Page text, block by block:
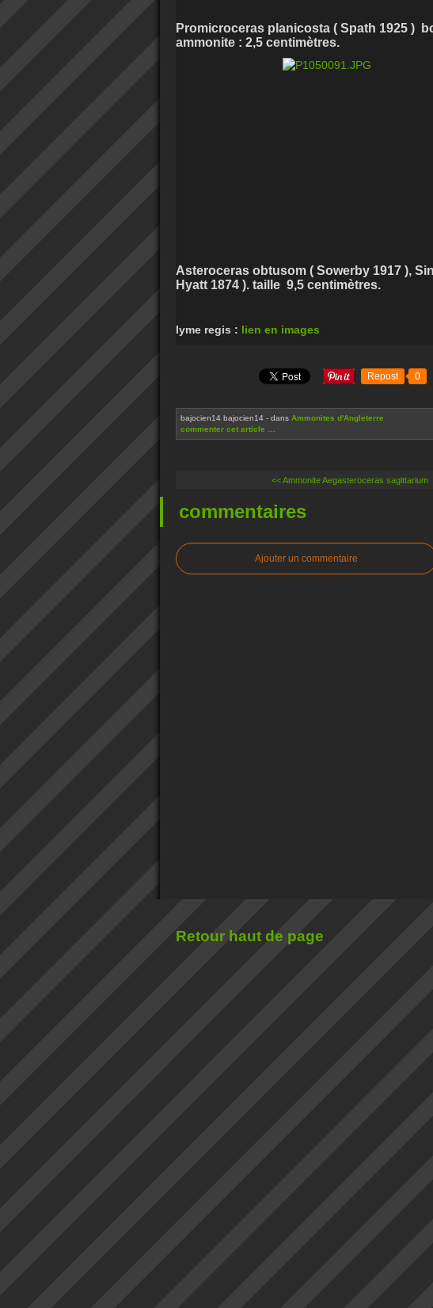
Promicroceras planicosta ( Spath 1925 )
ammonite : 2,5 centimètres.
Asteroceras obtusom ( Sowerby 1917 ),
Hyatt 1874 ). taille 9,5 centimètres.
lyme regis : lien en images
Repost 0
bajocien14 bajocien14 - dans Ammonites d'Angleterre
commenter cet article
<< Ammonite Aegasteroceras sagittarium
commentaires
Ajouter un commentaire
Retour haut de page